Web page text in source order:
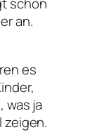
schon
an.
es
was ja
zeigen.